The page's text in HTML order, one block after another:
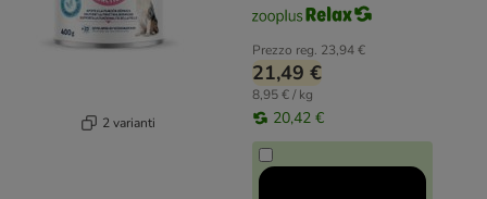
2 varianti
Prezzo reg. 23,94 €
21,49 €
8,95 € / kg
20,42 €